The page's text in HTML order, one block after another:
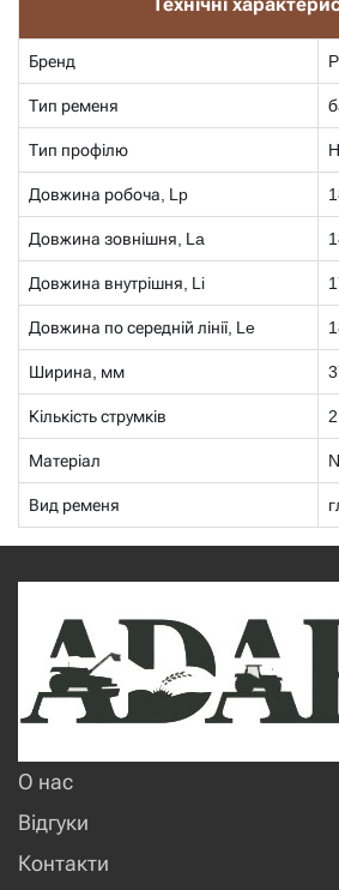
Бренд
Тип ременя
Тип профілю
Довжина робоча, Lp
Довжина зовнішня, La
Довжина внутрішня, Li
Довжина по середній лінії, Le
Ширина, мм
Кількість струмків 2
Матеріал
Вид ременя
О нас
Відгуки
Контакти